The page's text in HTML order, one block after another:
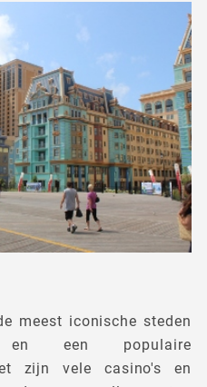
meest iconische steden
een populaire
zijn vele casino's en